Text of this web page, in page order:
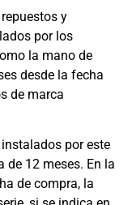
y
por los
la mano de
desde la fecha
de marca
por este
de 12 meses. En la
de compra, la